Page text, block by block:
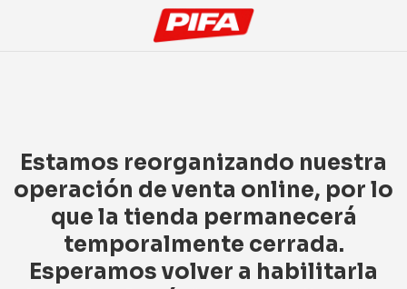
Estamos reorganizando nuestra
operación de venta online, por lo
que la tienda permanecerá
temporalmente cerrada.
Esperamos volver a habilitarla